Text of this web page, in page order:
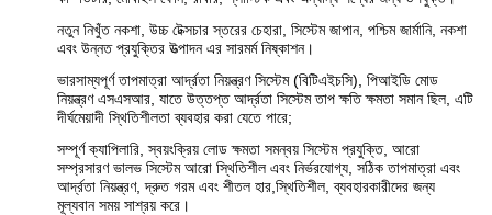
নতুন নিখুঁত নকশা, উচ্চ টেক্সচার স্তরের চেহারা, সিস্টেম জাপান, পশ্চিম জার্মানি, নকশা
এবং উন্নত প্রযুক্তির উত্পাদন এর সারমর্ম নিষ্কাশন।
ভারসাম্যপূর্ণ তাপমাত্রা আর্দ্রতা নিয়ন্ত্রণ সিস্টেম (বিটিএইচসি), পিআইডি মোড
নিয়ন্ত্রণ এসএসআর, যাতে উত্তপ্ত আর্দ্রতা সিস্টেম তাপ ক্ষতি ক্ষমতা সমান ছিল, এটি
দীর্ঘমেয়াদী স্থিতিশীলতা ব্যবহার করা যেতে পারে;
সম্পূর্ণ ক্যাপিলারি, স্বয়ংক্রিয় লোড ক্ষমতা সমন্বয় সিস্টেম প্রযুক্তি, আরো
সম্প্রসারণ ভালভ সিস্টেম আরো স্থিতিশীল এবং নির্ভরযোগ্য, সঠিক তাপমাত্রা এবং
আর্দ্রতা নিয়ন্ত্রণ, দ্রুত গরম এবং শীতল হার,স্থিতিশীল, ব্যবহারকারীদের জন্য
মূল্যবান সময় সাশ্রয় করে।